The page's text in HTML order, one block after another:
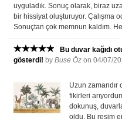
uyguladık. Sonuç olarak, biraz
bir hissiyat oluşturuyor. Çalışma
Sonuçtan çok memnun kaldım.
Bu duvar kağıdı
gösterdi! byBuse Öz on 04/07/
Uzun zamandır
fikirleri
dokunuş,
oldu. Bu resim